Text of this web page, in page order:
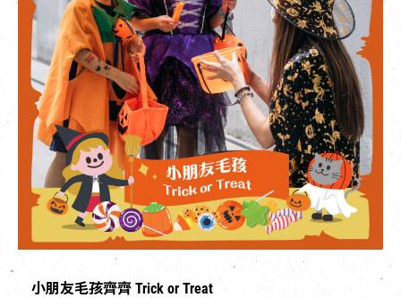
小朋友毛孩齊齊 Trick or Treat